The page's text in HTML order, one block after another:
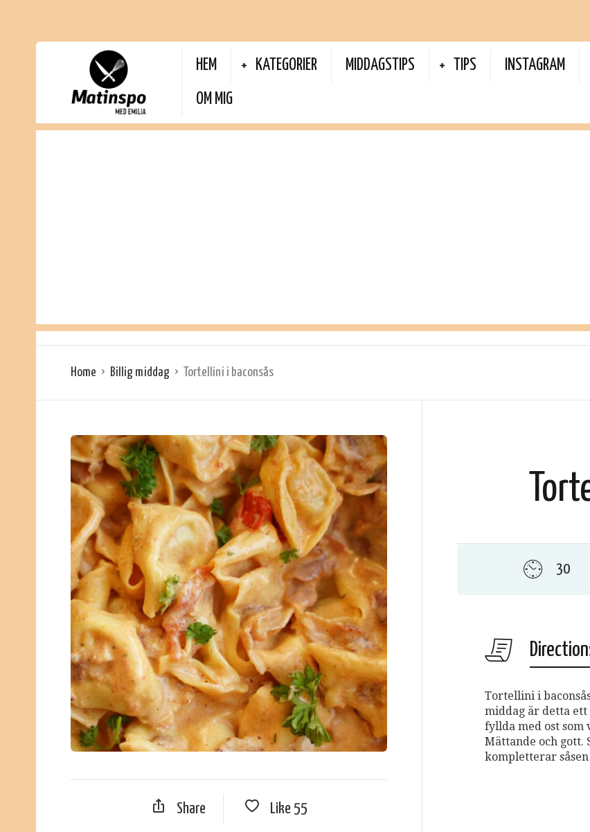
HEM KATEGORIER MIDDAGSTIPS TIPS INSTAGRAM
OM MIG
Home Billig middag Tortellini i baconsås
Share Like 55
30
Tortellini i
middag är detta
fyllda med ost som
Mättande och gott.
kompletterar